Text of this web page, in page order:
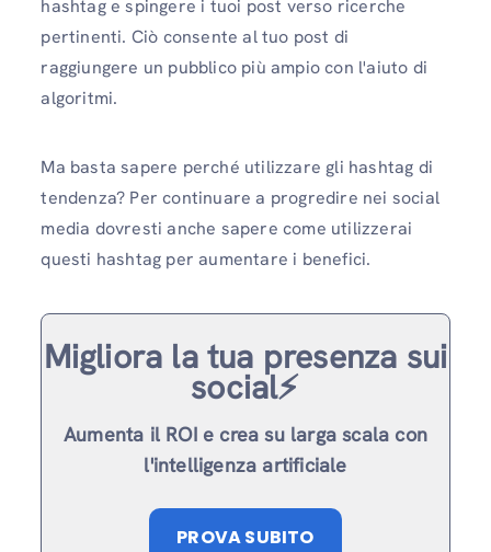
hashtag e spingere i tuoi post verso ricerche
pertinenti. Ciò consente al tuo post di
raggiungere un pubblico più ampio con l'aiuto di
algoritmi.
Ma basta sapere perché utilizzare gli hashtag di
tendenza? Per continuare a progredire nei social
media dovresti anche sapere come utilizzerai
questi hashtag per aumentare i benefici.
Migliora la tua presenza sui
social⚡️
Aumenta il ROI e crea su larga scala con
l'intelligenza artificiale
PROVA SUBITO